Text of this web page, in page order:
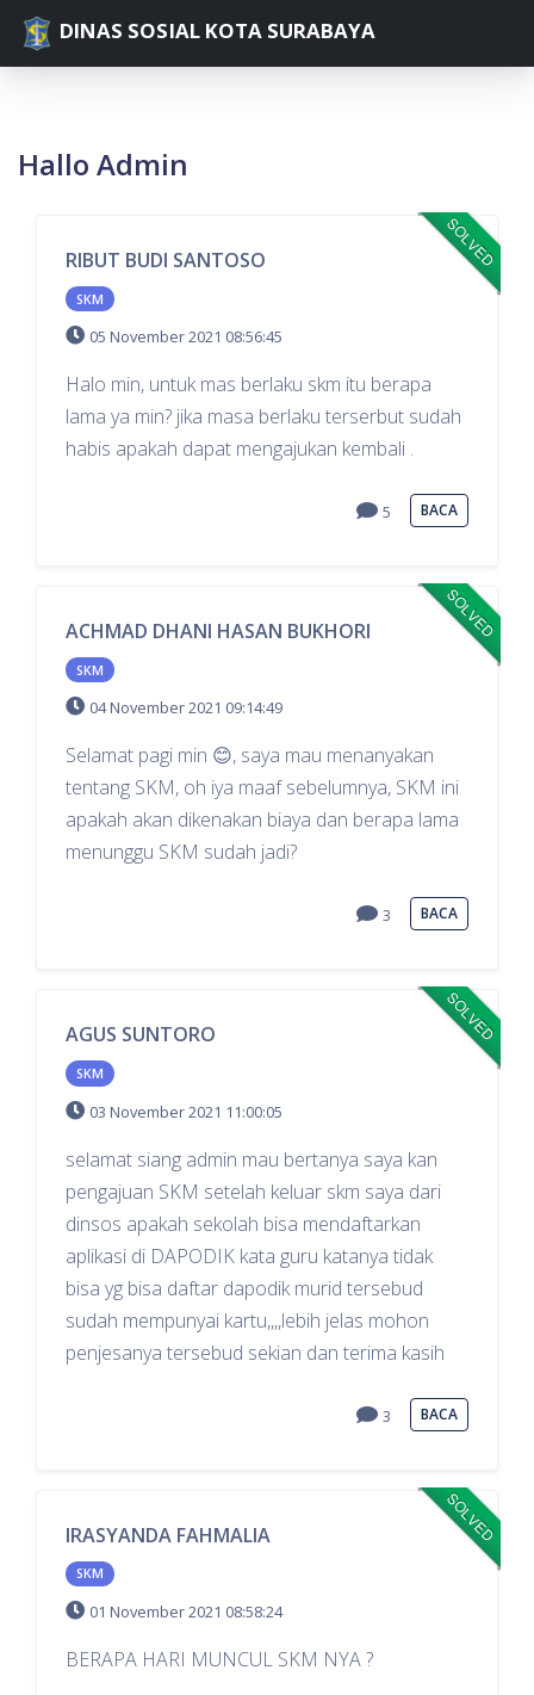
DINAS SOSIAL KOTA SURABAYA
Hallo Admin
SOLVED
RIBUT BUDI SANTOSO
SKM
05 November 2021 08:56:45
Halo min, untuk mas berlaku skm itu berapa
lama ya min? jika masa berlaku terserbut sudah
habis apakah dapat mengajukan kembali .
5 BACA
SOLVED
ACHMAD DHANI HASAN BUKHORI
SKM
04 November 2021 09:14:49
Selamat pagi min 😊, saya mau menanyakan
tentang SKM, oh iya maaf sebelumnya, SKM ini
apakah akan dikenakan biaya dan berapa lama
menunggu SKM sudah jadi?
3 BACA
SOLVED
AGUS SUNTORO
SKM
03 November 2021 11:00:05
selamat siang admin mau bertanya saya kan
pengajuan SKM setelah keluar skm saya dari
dinsos apakah sekolah bisa mendaftarkan
aplikasi di DAPODIK kata guru katanya tidak
bisa yg bisa daftar dapodik murid tersebud
sudah mempunyai kartu,,,,lebih jelas mohon
penjesanya tersebud sekian dan terima kasih
3 BACA
SOLVED
IRASYANDA FAHMALIA
SKM
01 November 2021 08:58:24
BERAPA HARI MUNCUL SKM NYA ?